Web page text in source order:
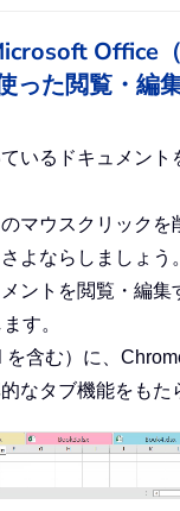
Office
った閲覧・編
いるドキュメント
マウスクリックを
よならしましょう。
ントを閲覧・編集
す。
を含む）に、
なタブ機能をもた